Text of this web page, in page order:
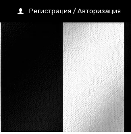
Регистрация / Авторизация